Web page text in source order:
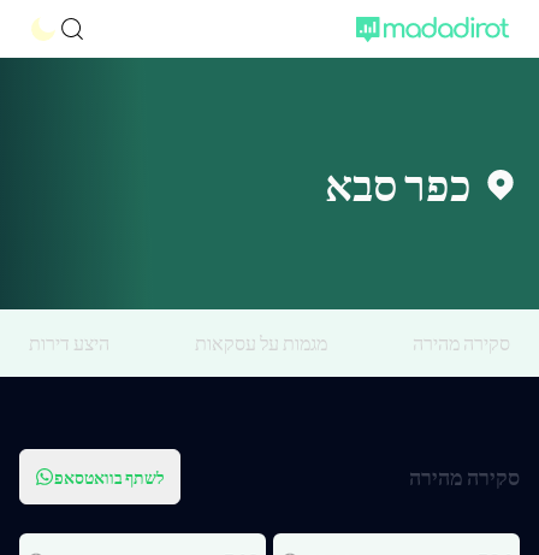
כפר סבא
סקירה מהירה מגמות על עסקאות היצע דירות
סקירה מהירה לשתף בוואטסאפ